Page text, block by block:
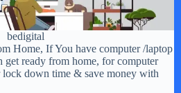
bedigital
Home, If You have computer /laptop
ready from home, for computer
down time & save money with